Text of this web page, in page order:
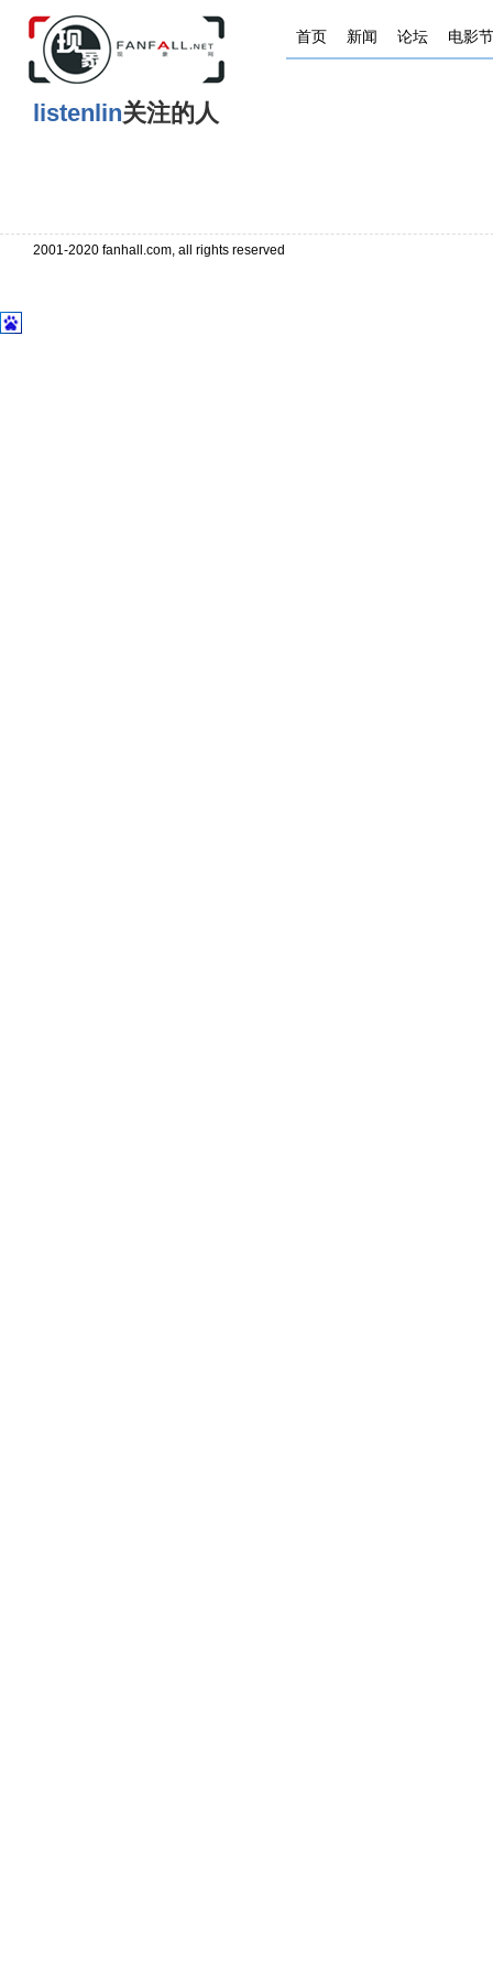
首页 新闻 论坛 电影节
listenlin关注的人
2001-2020 fanhall.com, all rights reserved